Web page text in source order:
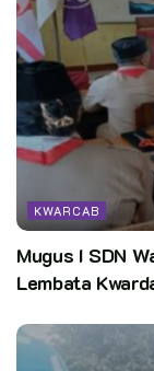
KWARCAB
Mugus I SDN
Lembata